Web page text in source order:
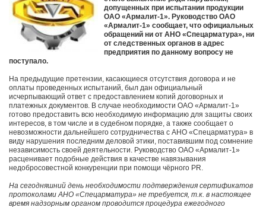
допущенных при испытании продукции
ОАО «Армалит-1». Руководство ОАО
«Армалит-1» сообщает, что официальных
обращений ни от АНО «Спецарматура», ни
от следственных органов в адрес
предприятия по данному вопросу не
поступало.
На предыдущие претензии, касающиеся отсутствия договора и не
оплаты проведенных испытаний, был дан официальный
исчерпывающий ответ с предоставлением копий договорных и
платежных документов. В случае необходимости ОАО «Армалит-1»
готово предоставить всю необходимую информацию для защиты своих
интересов, в том числе и в судебном порядке, а также сообщает о
невозможности дальнейшего сотрудничества с АНО «Спецарматура» в
виду нарушения последним деловой этики, поставившим под сомнение
независимость своей деятельности. Руководство ОАО «Армалит-1»
расценивает подобные действия в качестве навязывания
недобросовестной конкуренции при помощи чёрного PR.
На сегодняшний день необходимости подтверждения сертификатов
протоколами АНО «Спецарматура» не требуется, т.к. в настоящее
время надзорным органом проводится процедура ежегодного